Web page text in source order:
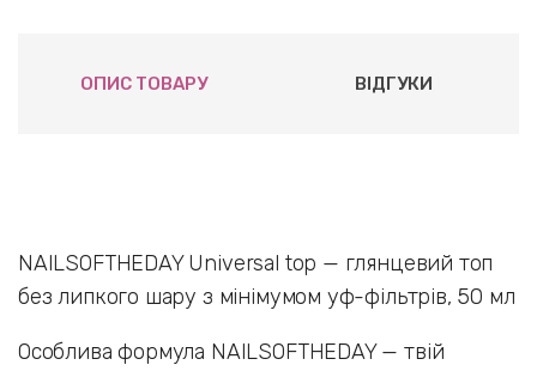
ОПИС ТОВАРУ ВІДГУКИ
NAILSOFTHEDAY Universal top — глянцевий топ
без липкого шару з мінімумом уф-фільтрів, 50 мл
Особлива формула NAILSOFTHEDAY — твій